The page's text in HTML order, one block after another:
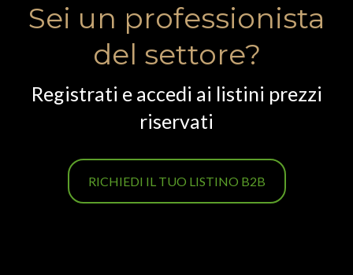
Sei un professionista
del settore?
Registrati e accedi ai listini prezzi
riservati
RICHIEDI IL TUO LISTINO B2B